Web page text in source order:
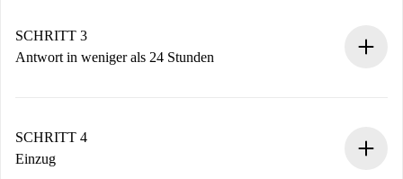
Denk daran, dass wir dich erst belasten, wenn der
Vermieter zustimmt.
SCHRITT 3
Antwort in weniger als 24 Stunden
stellen den Kontakt her.
Wenn der Vermieter ablehnen muss, entstehen keine
SCHRITT 4
Einzug